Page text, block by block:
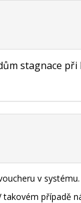
stagnace
v systému.
takovém případě